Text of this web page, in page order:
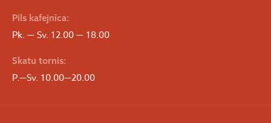
Pils kafejnīca:
Pk. — Sv. 12.00 — 18.00
Skatu tornis:
P.—Sv. 10.00—20.00